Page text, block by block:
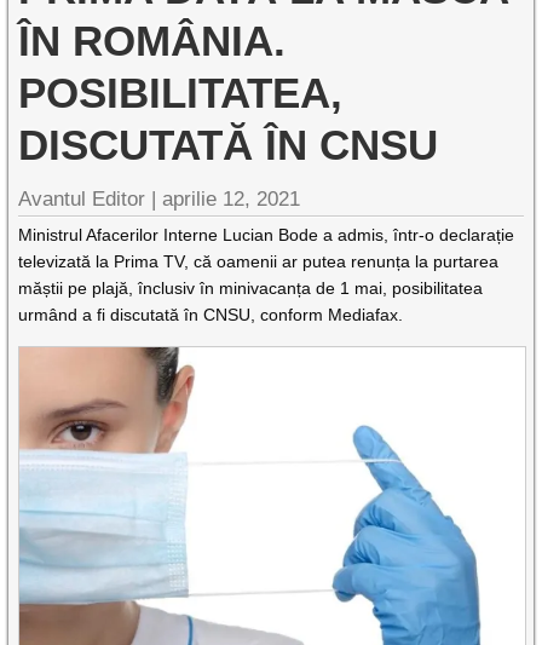
ÎN ROMÂNIA.
POSIBILITATEA,
DISCUTATĂ ÎN CNSU
Avantul Editor |aprilie 12, 2021
Ministrul Afacerilor Interne Lucian Bode a admis, într-o declarație
televizată la Prima TV, că oamenii ar putea renunța la purtarea
măștii pe plajă, înclusiv în minivacanța de 1 mai, posibilitatea
urmând a fi discutată în CNSU, conform Mediafax.